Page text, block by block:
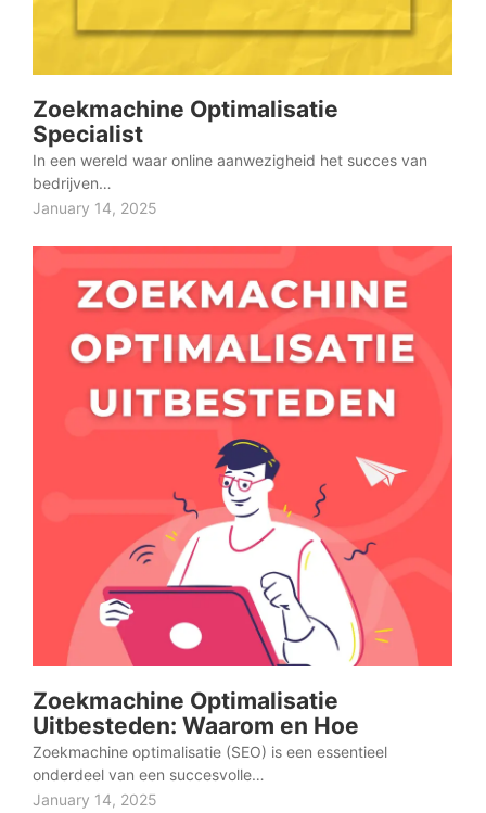
Zoekmachine Optimalisatie
Specialist
In een wereld waar online aanwezigheid het succes van
bedrijven…
January 14, 2025
Zoekmachine Optimalisatie
Uitbesteden: Waarom en Hoe
Zoekmachine optimalisatie (SEO) is een essentieel
onderdeel van een succesvolle…
January 14, 2025